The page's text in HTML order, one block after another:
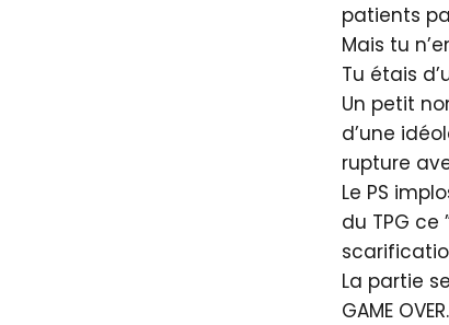
patients
Mais tu
Tu étais
Un petit
d’une
rupture
Le PS
du TPG
La partie
GAME OVER.